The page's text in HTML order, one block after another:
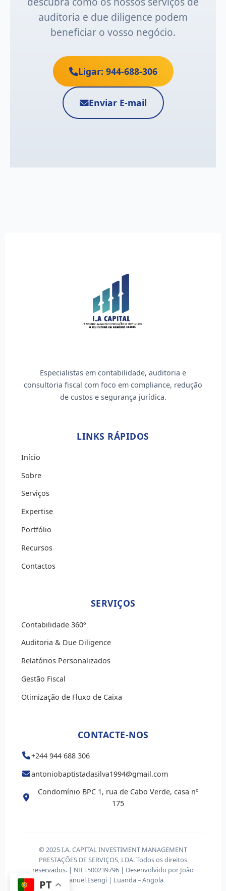
auditoria e due diligence podem
beneficiar o vosso negócio.
Ligar: 944-688-306
Enviar E-mail
Especialistas em contabilidade, auditoria e
consultoria fiscal com foco em compliance, redução
de custos e segurança jurídica.
LINKS RÁPIDOS
Início
Sobre
Serviços
Expertise
Portfólio
Recursos
Contactos
SERVIÇOS
Contabilidade 360º
Auditoria & Due Diligence
Relatórios Personalizados
Gestão Fiscal
Otimização de Fluxo de Caixa
CONTACTE-NOS
+244 944 688 306
antoniobaptistadasilva1994@gmail.com
Condomínio BPC 1, rua de Cabo Verde, casa nº
175
© 2025 I.A. CAPITAL INVESTIMENT MANAGEMENT
PRESTAÇÕES DE SERVIÇOS, LDA. Todos os direitos
reservados. | NIF: 500239796 | Desenvolvido por João
Manuel Esengi | Luanda – Angola
PT